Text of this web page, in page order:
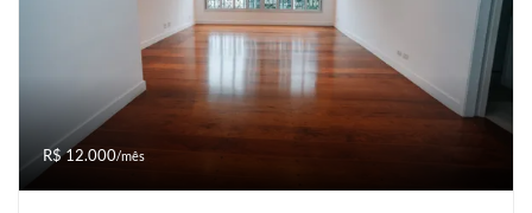
R$ 12.000/mês